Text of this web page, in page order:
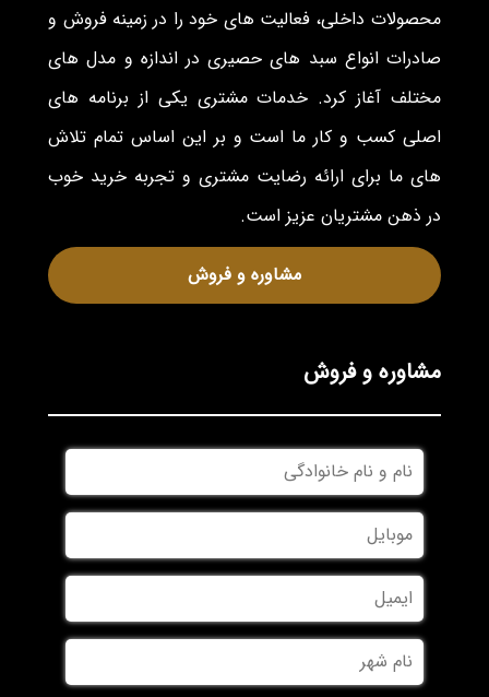
محصولات داخلی، فعالیت های خود را در زمینه فروش و
صادرات انواع سبد های حصیری در اندازه و مدل های
مختلف آغاز کرد. خدمات مشتری یکی از برنامه های
اصلی کسب و کار ما است و بر این اساس تمام تلاش
های ما برای ارائه رضایت مشتری و تجربه خرید خوب
در ذهن مشتریان عزیز است.
مشاوره و فروش
مشاوره و فروش
نام
و
نام
خانوادگی
موبایل
ایمیل
نام
شهر *